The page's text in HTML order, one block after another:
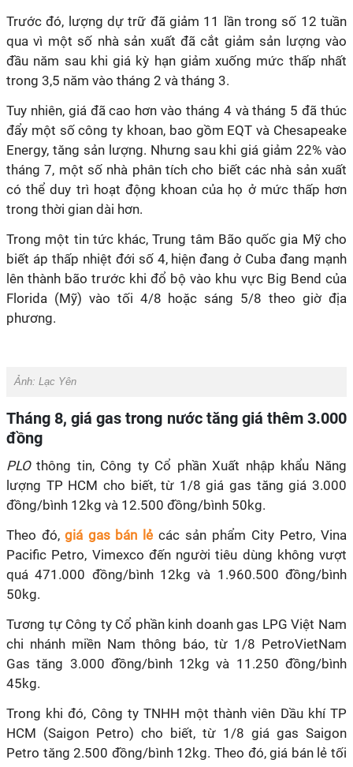
Trước đó, lượng dự trữ đã giảm 11 lần trong số 12 tuần
qua vì một số nhà sản xuất đã cắt giảm sản lượng vào
đầu năm sau khi giá kỳ hạn giảm xuống mức thấp nhất
trong 3,5 năm vào tháng 2 và tháng 3.
Tuy nhiên, giá đã cao hơn vào tháng 4 và tháng 5 đã thúc
đẩy một số công ty khoan, bao gồm EQT và Chesapeake
Energy, tăng sản lượng. Nhưng sau khi giá giảm 22% vào
tháng 7, một số nhà phân tích cho biết các nhà sản xuất
có thể duy trì hoạt động khoan của họ ở mức thấp hơn
trong thời gian dài hơn.
Trong một tin tức khác, Trung tâm Bão quốc gia Mỹ cho
biết áp thấp nhiệt đới số 4, hiện đang ở Cuba đang mạnh
lên thành bão trước khi đổ bộ vào khu vực Big Bend của
Florida (Mỹ) vào tối 4/8 hoặc sáng 5/8 theo giờ địa
phương.
Ảnh: Lạc Yên
Tháng 8, giá gas trong nước tăng giá thêm 3.000
đồng
PLO thông tin, Công ty Cổ phần Xuất nhập khẩu Năng
lượng TP HCM cho biết, từ 1/8 giá gas tăng giá 3.000
đồng/bình 12kg và 12.500 đồng/bình 50kg.
Theo đó, giá gas bán lẻ các sản phẩm City Petro, Vina
Pacific Petro, Vimexco đến người tiêu dùng không vượt
quá 471.000 đồng/bình 12kg và 1.960.500 đồng/bình
50kg.
Tương tự Công ty Cổ phần kinh doanh gas LPG Việt Nam
chi nhánh miền Nam thông báo, từ 1/8 PetroVietNam
Gas tăng 3.000 đồng/bình 12kg và 11.250 đồng/bình
45kg.
Trong khi đó, Công ty TNHH một thành viên Dầu khí TP
HCM (Saigon Petro) cho biết, từ 1/8 giá gas Saigon
Petro tăng 2.500 đồng/bình 12kg. Theo đó, giá bán lẻ tối